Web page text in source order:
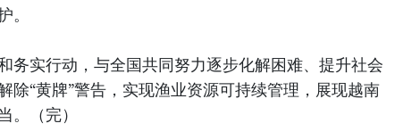
。
务实行动，与全国共同努力逐步化解困难、提升社会
除“黄牌”警告，实现渔业资源可持续管理，展现越南
。（完）